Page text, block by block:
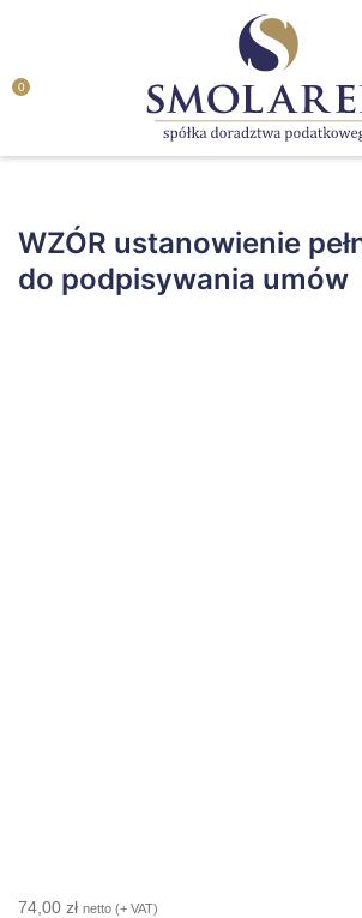
0
WZÓR ustanowienie
do podpisywania umów
74,00 zł netto (+ VAT)